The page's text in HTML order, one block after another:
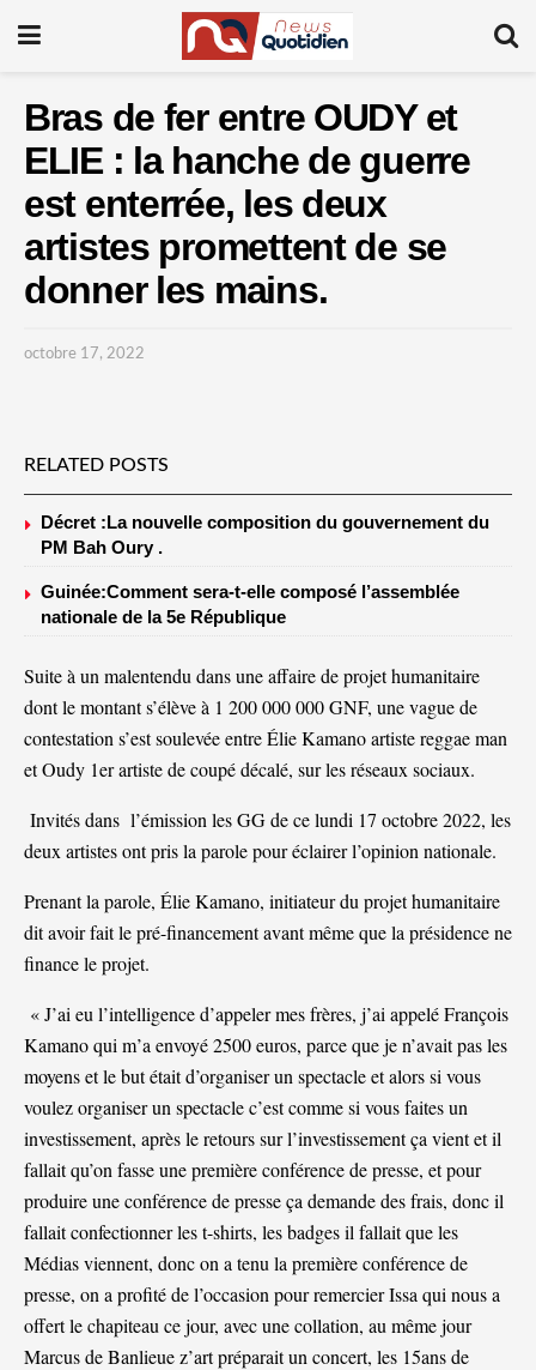
Bras de fer entre OUDY et
ELIE : la hanche de guerre
est enterrée, les deux
artistes promettent de se
donner les mains.
octobre 17, 2022
RELATED POSTS
Décret :La nouvelle composition du gouvernement du
PM Bah Oury .
Guinée:Comment sera-t-elle composé l’assemblée
nationale de la 5e République
Suite à un malentendu dans une affaire de projet humanitaire
dont le montant s’élève à 1 200 000 000 GNF, une vague de
contestation s’est soulevée entre Élie Kamano artiste reggae man
et Oudy 1er artiste de coupé décalé, sur les réseaux sociaux.
Invités dans l’émission les GG de ce lundi 17 octobre 2022, les
deux artistes ont pris la parole pour éclairer l’opinion nationale.
Prenant la parole, Élie Kamano, initiateur du projet humanitaire
dit avoir fait le pré-financement avant même que la présidence ne
finance le projet.
« J’ai eu l’intelligence d’appeler mes frères, j’ai appelé François
Kamano qui m’a envoyé 2500 euros, parce que je n’avait pas les
moyens et le but était d’organiser un spectacle et alors si vous
voulez organiser un spectacle c’est comme si vous faites un
investissement, après le retours sur l’investissement ça vient et il
fallait qu’on fasse une première conférence de presse, et pour
produire une conférence de presse ça demande des frais, donc il
fallait confectionner les t-shirts, les badges il fallait que les
Médias viennent, donc on a tenu la première conférence de
presse, on a profité de l’occasion pour remercier Issa qui nous a
offert le chapiteau ce jour, avec une collation, au même jour
Marcus de Banlieue z’art préparait un concert, les 15ans de